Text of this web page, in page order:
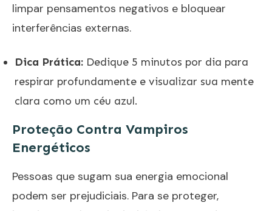
limpar pensamentos negativos e bloquear
interferências externas.
Dica Prática: Dedique 5 minutos por dia para
respirar profundamente e visualizar sua mente
clara como um céu azul.
Proteção Contra Vampiros
Energéticos
Pessoas que sugam sua energia emocional
podem ser prejudiciais. Para se proteger,